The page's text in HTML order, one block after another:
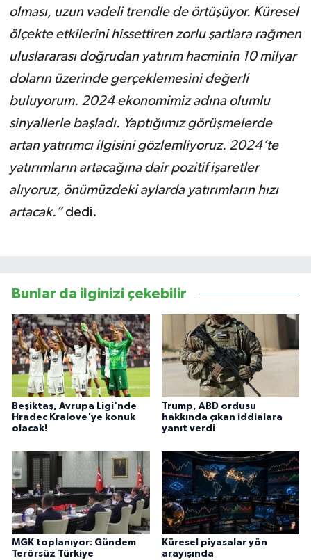
olması, uzun vadeli trendle de örtüşüyor. Küresel
ölçekte etkilerini hissettiren zorlu şartlara rağmen
uluslararası doğrudan yatırım hacminin 10 milyar
doların üzerinde gerçeklemesini değerli
buluyorum. 2024 ekonomimiz adına olumlu
sinyallerle başladı. Yaptığımız görüşmelerde
artan yatırımcı ilgisini gözlemliyoruz. 2024’te
yatırımların artacağına dair pozitif işaretler
alıyoruz, önümüzdeki aylarda yatırımların hızı
artacak.”dedi.
Bunlar da ilginizi çekebilir
Beşiktaş, Avrupa Ligi'nde
Hradec Kralove'ye konuk
olacak!
Trump, ABD ordusu
hakkında çıkan iddialara
yanıt verdi
MGK toplanıyor: Gündem
Terörsüz Türkiye
Küresel piyasalar yön
arayışında